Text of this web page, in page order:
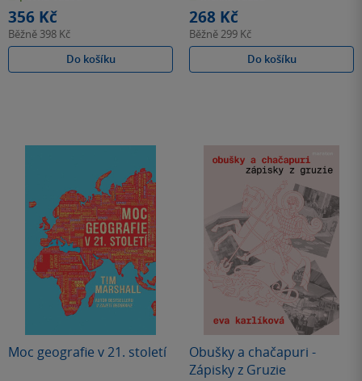
hvězdiček
356 Kč
Běžně 398 Kč
Do košíku
hvězdiček
268 Kč
Běžně299 Kč
Do košíku
Moc geografie v 21. století
Obušky a chačapuri -
Zápisky z Gruzie